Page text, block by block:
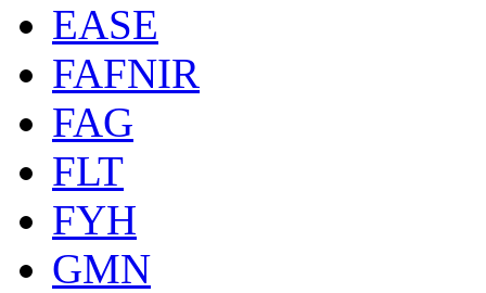
EASE
FAFNIR
FAG
FLT
FYH
GMN